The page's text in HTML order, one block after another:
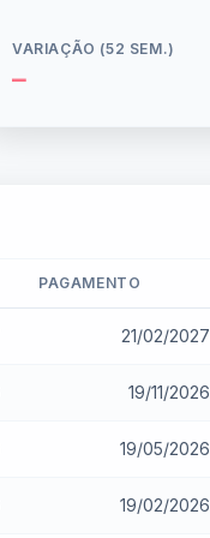
VARIAÇÃO (52 SEM.)
—
PAGAMENTO
21/02/2027
19/11/2026
19/05/2026
19/02/2026